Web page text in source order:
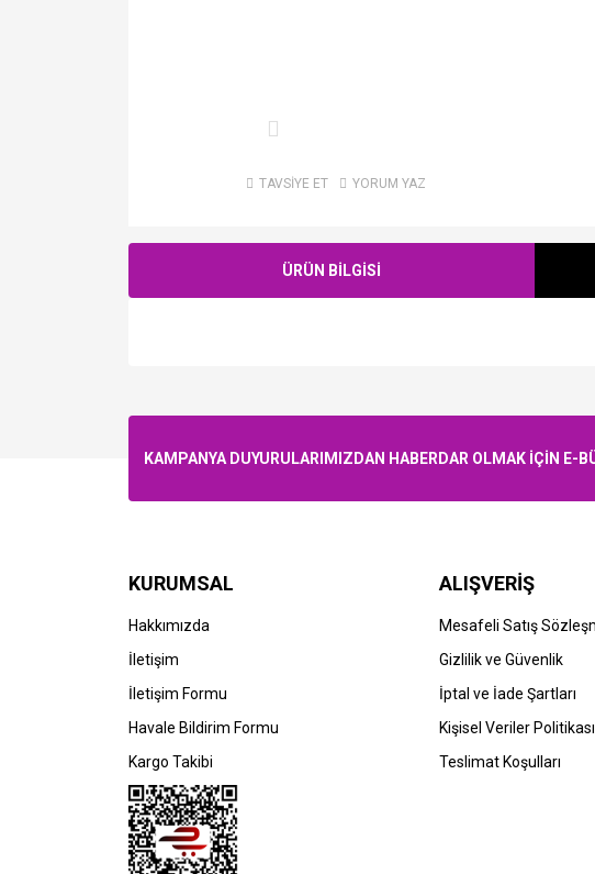
TAVSİYE ET YORUM YAZ
ÜRÜN BİLGİSİ
KAMPANYA DUYURULARIMIZDAN HABERDAR OLMAK İÇİN E-
KURUMSAL
Hakkımızda
İletişim
İletişim Formu
Havale Bildirim Formu
Kargo Takibi
ALIŞVERİŞ
Mesafeli Satış
Gizlilik ve Güvenlik
İptal ve İade Şartları
Kişisel Veriler Politikası
Teslimat Koşulları